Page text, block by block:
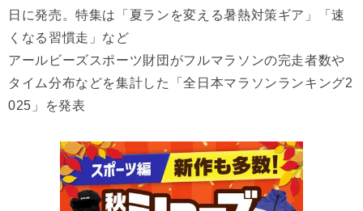
日に発売。特集は「夏ランを変える暑熱対策ギア」「速
くなる習慣走」など
アールビーズスポーツ財団がフルマラソンの完走者数や
タイム分布などを集計した「全日本マラソンランキング2
025」を発表